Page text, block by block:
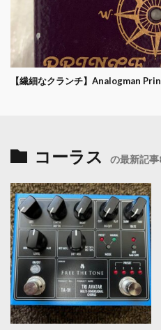
【繊細なクランチ】Analogman
コーラス の最新記